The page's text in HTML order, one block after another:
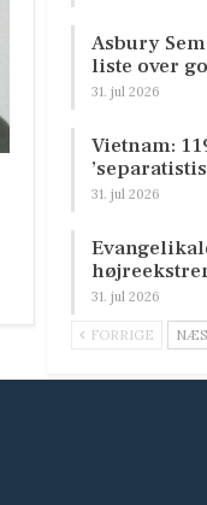
Asbury
liste over
31. jul 2026
Vietnam:
31. jul 2026
31. jul 2026
FORRIGE